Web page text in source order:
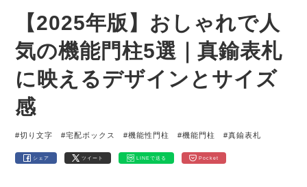
【2025年版】おしゃれで人
気の機能門柱5選｜真鍮表札
に映えるデザインとサイズ
感
#切り文字 #宅配ボックス #機能性門柱 #機能門柱 #真鍮表札
シェア ツイート LINEで送る Pocket